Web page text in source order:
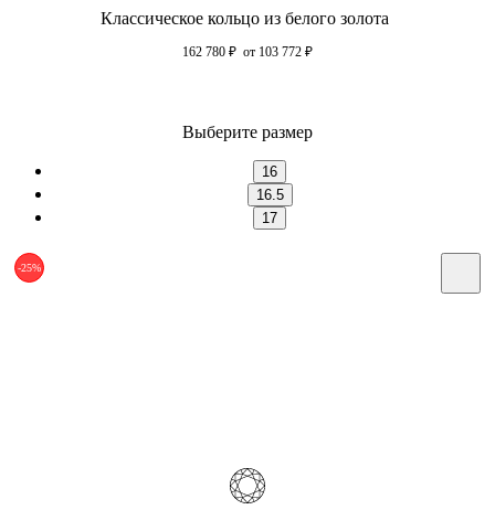
Классическое кольцо из белого золота
162 780 ₽ от 103 772 ₽
Выберите размер
16
16.5
17
-25%